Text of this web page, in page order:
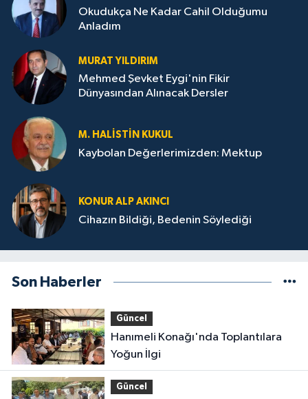
Okudukça Ne Kadar Cahil Olduğumu
Anladım
MURAT YILDIRIM
Mehmed Şevket Eygi'nin Fikir
Dünyasından Alınacak Dersler
M. HALISTIN KUKUL
Kaybolan Değerlerimizden: Mektup
KONUR ALP AKINCI
Cihazın Bildiği, Bedenin Söylediği
Son Haberler
Güncel
Hanımeli Konağı'nda Toplantılara
Yoğun İlgi
Güncel